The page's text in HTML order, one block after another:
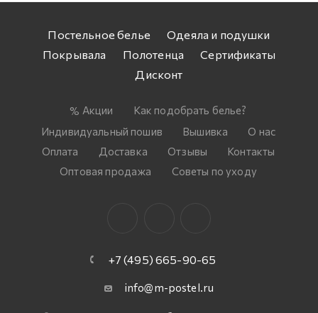
Постельное белье
Одеяла и подушки
Покрывала
Полотенца
Сертификаты
Дисконт
Акции
Как подобрать белье?
Индивидуальный пошив
Вышивка
О нас
Оплата
Доставка Отзывы
Контакты
Оптовая продажа
Советы по уходу
+7 (495) 665-90-65
info@m-postel.ru